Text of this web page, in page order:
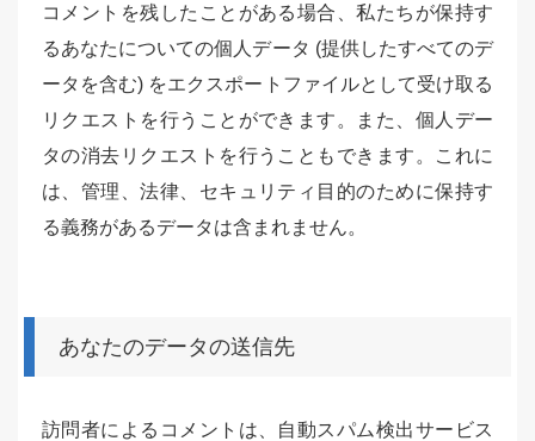
コメントを残したことがある場合、私たちが保持す
るあなたについての個人データ (提供したすべてのデ
ータを含む) をエクスポートファイルとして受け取る
リクエストを行うことができます。また、個人デー
タの消去リクエストを行うこともできます。これに
は、管理、法律、セキュリティ目的のために保持す
る義務があるデータは含まれません。
あなたのデータの送信先
訪問者によるコメントは、自動スパム検出サービス